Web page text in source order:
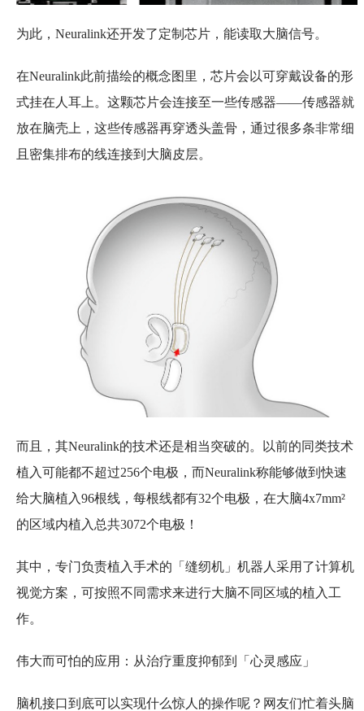
为此，Neuralink还开发了定制芯片，能读取大脑信号。
在Neuralink此前描绘的概念图里，芯片会以可穿戴设备的形
式挂在人耳上。这颗芯片会连接至一些传感器——传感器就
放在脑壳上，这些传感器再穿透头盖骨，通过很多条非常细
且密集排布的线连接到大脑皮层。
而且，其Neuralink的技术还是相当突破的。以前的同类技术
植入可能都不超过256个电极，而Neuralink称能够做到快速
给大脑植入96根线，每根线都有32个电极，在大脑4x7mm²
的区域内植入总共3072个电极！
其中，专门负责植入手术的「缝纫机」机器人采用了计算机
视觉方案，可按照不同需求来进行大脑不同区域的植入工
作。
伟大而可怕的应用：从治疗重度抑郁到「心灵感应」
脑机接口到底可以实现什么惊人的操作呢？网友们忙着头脑